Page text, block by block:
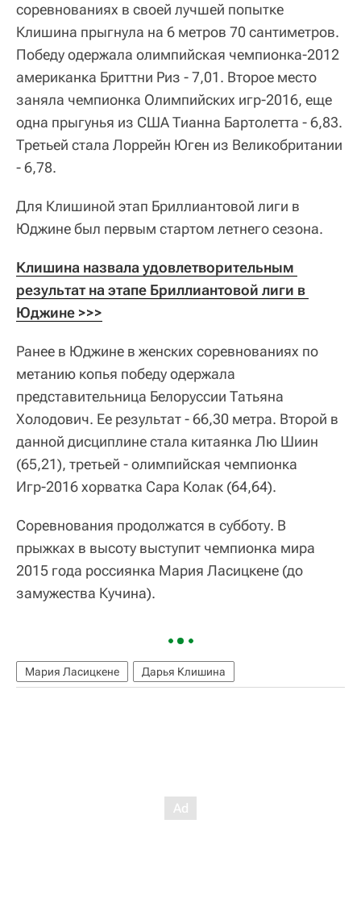
соревнованиях в своей лучшей попытке
Клишина прыгнула на 6 метров 70 сантиметров.
Победу одержала олимпийская чемпионка-2012
американка Бриттни Риз - 7,01. Второе место
заняла чемпионка Олимпийских игр-2016, еще
одна прыгунья из США Тианна Бартолетта - 6,83.
Третьей стала Лоррейн Юген из Великобритании
- 6,78.
Для Клишиной этап Бриллиантовой лиги в
Юджине был первым стартом летнего сезона.
Клишина назвала удовлетворительным
результат на этапе Бриллиантовой лиги в
Юджине >>>
Ранее в Юджине в женских соревнованиях по
метанию копья победу одержала
представительница Белоруссии Татьяна
Холодович. Ее результат - 66,30 метра. Второй в
данной дисциплине стала китаянка Лю Шиин
(65,21), третьей - олимпийская чемпионка
Игр-2016 хорватка Сара Колак (64,64).
Соревнования продолжатся в субботу. В
прыжках в высоту выступит чемпионка мира
2015 года россиянка Мария Ласицкене (до
замужества Кучина).
Мария Ласицкене Дарья Клишина